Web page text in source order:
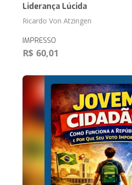
Liderança Lúcida
Ricardo Von Atzingen
IMPRESSO
R$ 60,01